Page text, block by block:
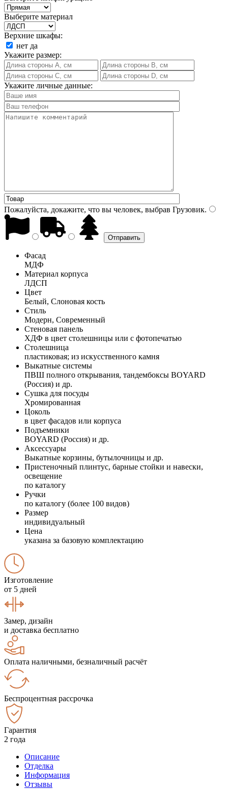
Выберите материал
Верхние шкафы:
нет да
Укажите размер:
Укажите личные данные:
Пожалуйста, докажите, что вы человек, выбрав Грузовик.
Фасад
МДФ
Материал корпуса
ЛДСП
Цвет
Белый, Слоновая кость
Стиль
Модерн, Современный
Стеновая панель
ХДФ в цвет столешницы или с фотопечатью
Столешница
пластиковая; из искусственного камня
Выкатные системы
ПВШ полного открывания, тандембоксы BOYARD
(Россия) и др.
Сушка для посуды
Хромированная
Цоколь
в цвет фасадов или корпуса
Подъемники
BOYARD (Россия) и др.
Аксессуары
Выкатные корзины, бутылочницы и др.
Пристеночный плинтус, барные стойки и навески,
освещение
по каталогу
Ручки
по каталогу (более 100 видов)
Размер
индивидуальный
Цена
указана за базовую комплектацию
Изготовление
от 5 дней
Замер, дизайн
и доставка бесплатно
Оплата наличными, безналичный расчёт
Беспроцентная рассрочка
Гарантия
2 года
Описание
Отделка
Информация
Отзывы